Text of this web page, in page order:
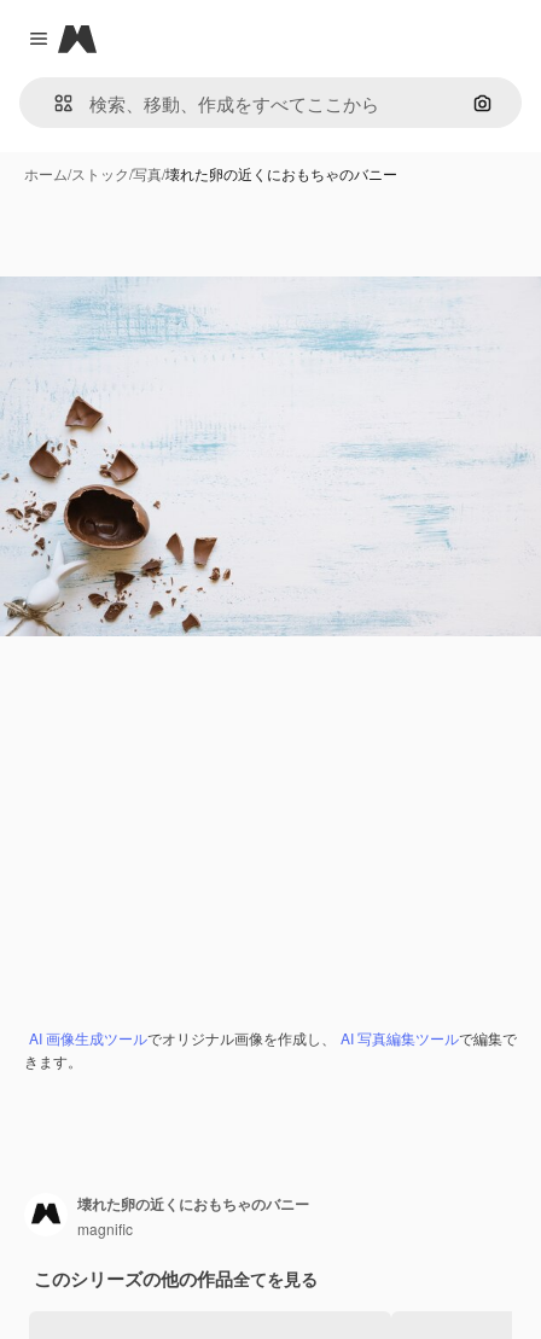
Close menu
Magnific
画像で
ホーム/ストック/写真/壊れた卵の近くにおもちゃのバニー
AI 画像生成ツールでオリジナル画像を作成し、 AI 写真編集ツールで編集で
きます。
壊れた卵の近くにおもちゃのバニー
magnific
このシリーズの他の作品全てを見る